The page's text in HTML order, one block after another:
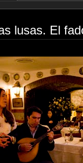
lusas. El